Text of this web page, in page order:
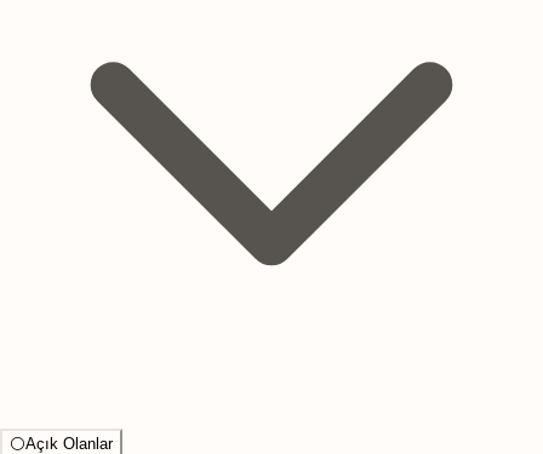
⚪Açık Olanlar